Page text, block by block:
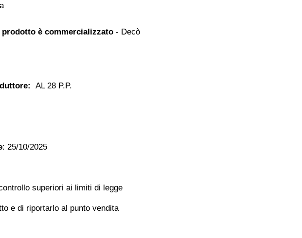
prodotto è commercializzato - Decò
AL 28 P.P.
: 25/10/2025
superiori ai limiti di legge
e di riportarlo al punto vendita